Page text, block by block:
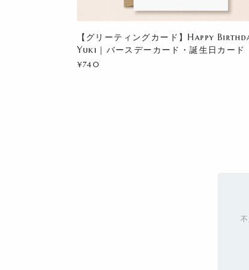
【グリーティングカード】Happy
Yuki｜バースデーカード・誕生日カード
¥740